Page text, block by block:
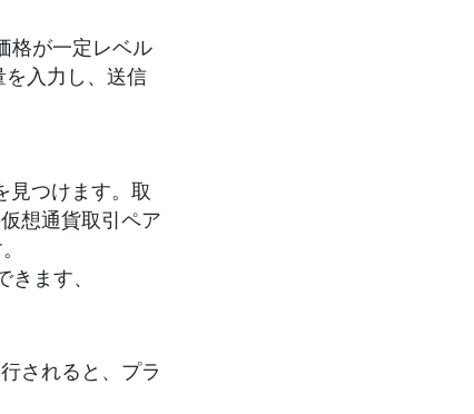
格が一定レベル
入力し、送信
見つけます。取
想通貨取引ペア
ます、
されると、プラ